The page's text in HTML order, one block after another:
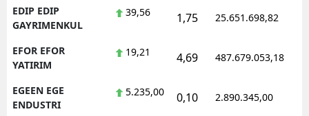
EDIP EDIP
GAYRIMENKUL
39,56 1,75 25.651.698,82
EFOR EFOR
YATIRIM
19,21 4,69 487.679.053,18
EGEEN EGE
ENDUSTRI
5.235,00 0,10 2.890.345,00